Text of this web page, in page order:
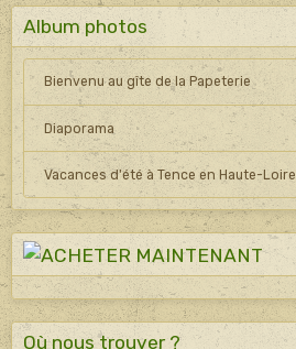
Album photos
Bienvenu au gîte de la Papeterie
Diaporama
Vacances d'été à Tence en Haute-Loire
Où nous trouver ?